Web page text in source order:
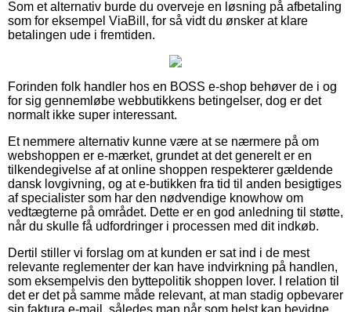
Som et alternativ burde du overveje en løsning på afbetaling
som for eksempel ViaBill, for så vidt du ønsker at klare
betalingen ude i fremtiden.
Forinden folk handler hos en BOSS e-shop behøver de i og
for sig gennemløbe webbutikkens betingelser, dog er det
normalt ikke super interessant.
Et nemmere alternativ kunne være at se nærmere på om
webshoppen er e-mærket, grundet at det generelt er en
tilkendegivelse af at online shoppen respekterer gældende
dansk lovgivning, og at e-butikken fra tid til anden besigtiges
af specialister som har den nødvendige knowhow om
vedtægterne på området. Dette er en god anledning til støtte,
når du skulle få udfordringer i processen med dit indkøb.
Dertil stiller vi forslag om at kunden er sat ind i de mest
relevante reglementer der kan have indvirkning på handlen,
som eksempelvis den byttepolitik shoppen lover. I relation til
det er det på samme måde relevant, at man stadig opbevarer
sin faktura e-mail, således man når som helst kan bevidne